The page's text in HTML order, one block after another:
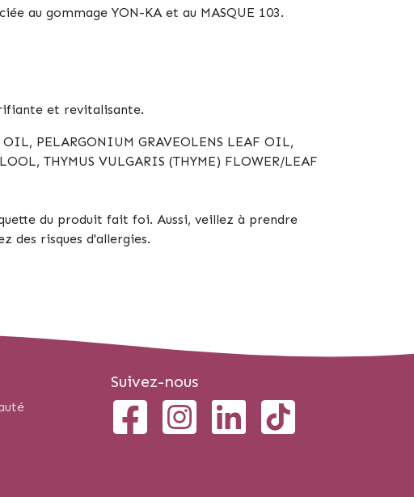
au gommage YON-KA et au MASQUE 103.
et revitalisante.
PELARGONIUM GRAVEOLENS LEAF OIL,
THYMUS VULGARIS (THYME) FLOWER/LEAF
du produit fait foi. Aussi, veillez à prendre
des risques d'allergies.
Suivez-nous